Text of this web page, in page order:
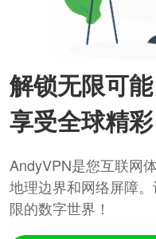
解锁无限可能
享受全球精彩
AndyVPN是您互联网
地理边界和网络屏障
限的数字世界！